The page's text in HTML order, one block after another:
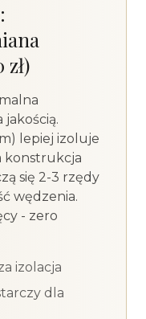
lepiej izoluje
konstrukcja
się 2-3 rzędy
wędzenia.
- zero
izolacja
dla